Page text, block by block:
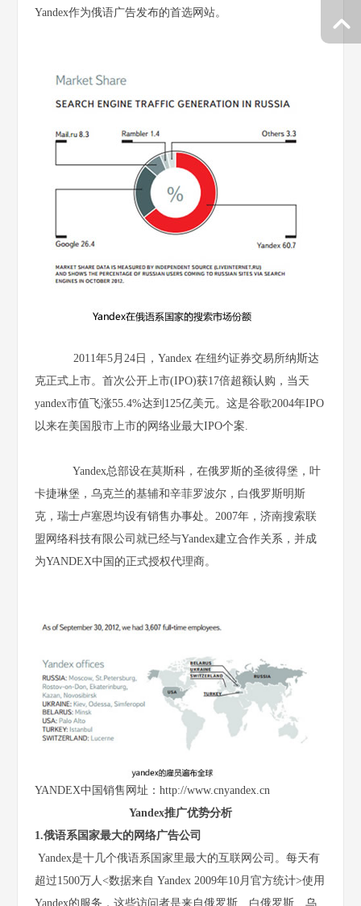
Yandex作为俄语广告发布的首选网站。
2011年5月24日，Yandex 在纽约证券交易所纳斯达
克正式上市。首次公开上市(IPO)获17倍超额认购，当天
yandex市值飞涨55.4%达到125亿美元。这是谷歌2004年IPO
以来在美国股市上市的网络业最大IPO个案.
Yandex总部设在莫斯科，在俄罗斯的圣彼得堡，叶
卡捷琳堡，乌克兰的基辅和辛菲罗波尔，白俄罗斯明斯
克，瑞士卢塞恩均设有销售办事处。2007年，济南搜索联
盟网络科技有限公司就已经与Yandex建立合作关系，并成
为YANDEX中国的正式授权代理商。
YANDEX中国销售网址：http://www.cnyandex.cn
Yandex推广优势分析
1.俄语系国家最大的网络广告公司
Yandex是十几个俄语系国家里最大的互联网公司。每天有
超过1500万人<数据来自 Yandex 2009年10月官方统计>使用
Yandex的服务，这些访问者是来自俄罗斯、白俄罗斯、乌